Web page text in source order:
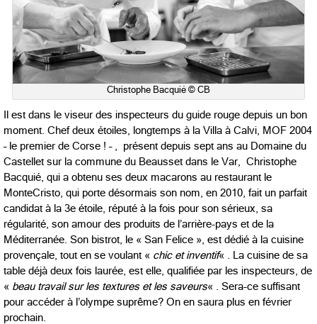
Christophe Bacquié © CB
Il est dans le viseur des inspecteurs du guide rouge depuis un bon
moment. Chef deux étoiles, longtemps à la Villa à Calvi, MOF 2004
– le premier de Corse ! – , présent depuis sept ans au Domaine du
Castellet sur la commune du Beausset dans le Var, Christophe
Bacquié, qui a obtenu ses deux macarons au restaurant le
MonteCristo, qui porte désormais son nom, en 2010, fait un parfait
candidat à la 3e étoile, réputé à la fois pour son sérieux, sa
régularité, son amour des produits de l’arrière-pays et de la
Méditerranée. Son bistrot, le « San Felice », est dédié à la cuisine
provençale, tout en se voulant « chic et inventif« . La cuisine de sa
table déjà deux fois laurée, est elle, qualifiée par les inspecteurs, de
« beau travail sur les textures et les saveurs« . Sera-ce suffisant
pour accéder à l’olympe suprême? On en saura plus en février
prochain.